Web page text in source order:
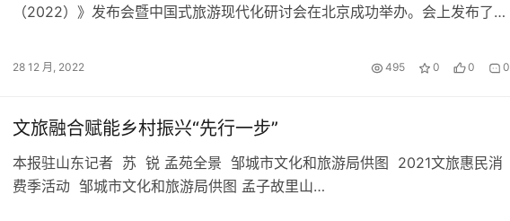
（2022）》发布会暨中国式旅游现代化研讨会在北京成功举办。会上发布了
28 12 月, 2022 495 0 0 0
文旅融合赋能乡村振兴“先行一步”
本报驻山东记者 苏 锐 孟苑全景 邹城市文化和旅游局供图 2021文旅惠民消
费季活动 邹城市文化和旅游局供图 孟子故里山…